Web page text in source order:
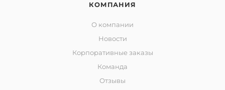
КОМПАНИЯ
О компании
Новости
Корпоративные заказы
Команда
Отзывы